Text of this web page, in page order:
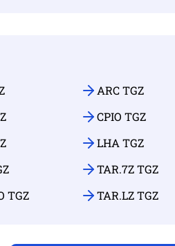
ARC TGZ
CPIO TGZ
LHA TGZ
TAR.7Z TGZ
TGZ TAR.LZ TGZ